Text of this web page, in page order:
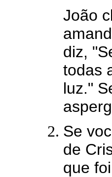
João
diz,
todas
luz."
Se
de
que